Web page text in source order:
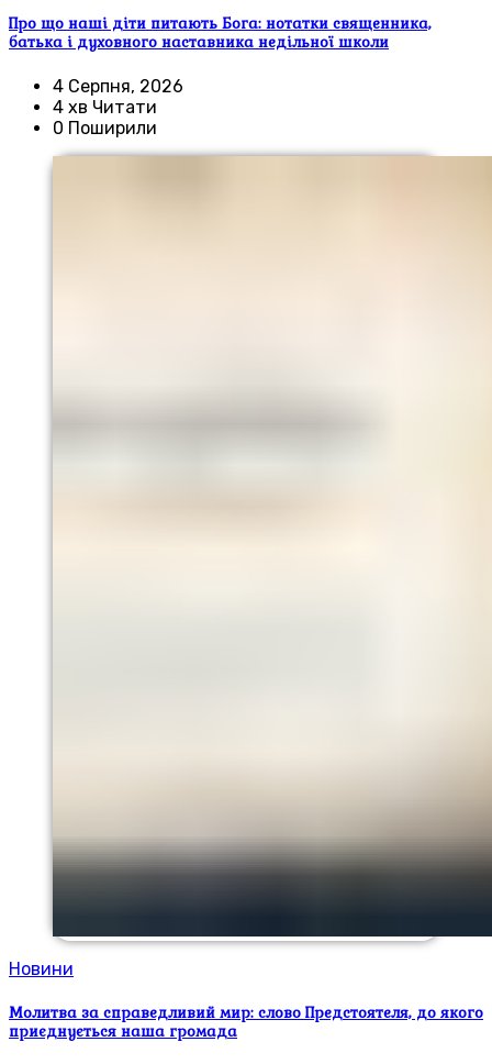
Про що наші діти питають Бога: нотатки священника,
батька і духовного наставника недільної школи
4 Серпня, 2026
4 хв Читати
0 Поширили
Новини
Молитва за справедливий мир: слово Предстоятеля, до якого
приєднується наша громада